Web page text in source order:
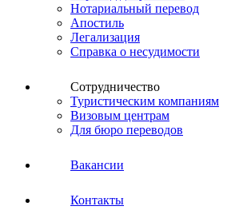
Нотариальный перевод
Апостиль
Легализация
Справка о несудимости
Сотрудничество
Туристическим компаниям
Визовым центрам
Для бюро переводов
Вакансии
Контакты